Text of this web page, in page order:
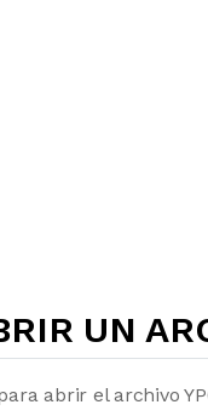
UN
abrir el archivo